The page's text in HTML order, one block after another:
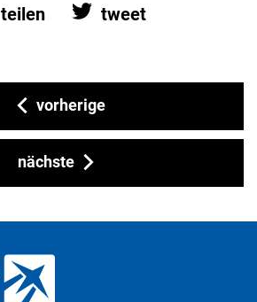
teilen tweet
vorherige
nächste